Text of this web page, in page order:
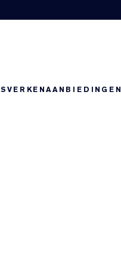
VERKENAANBIEDINGEN